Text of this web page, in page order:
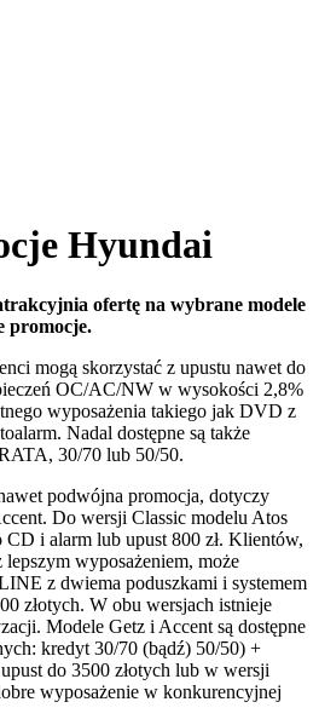
Hyundai
ofertę na wybrane modele
promocje.
mogą skorzystać z upustu nawet do
OC/AC/NW w wysokości 2,8%
wyposażenia takiego jak DVD z
Nadal dostępne są także
30/70 lub 50/50.
podwójna promocja, dotyczy
Do wersji Classic modelu Atos
i alarm lub upust 800 zł. Klientów,
wyposażeniem, może
z dwiema poduszkami i systemem
złotych. W obu wersjach istnieje
Modele Getz i Accent są dostępne
kredyt 30/70 (bądź) 50/50) +
do 3500 złotych lub w wersji
wyposażenie w konkurencyjnej